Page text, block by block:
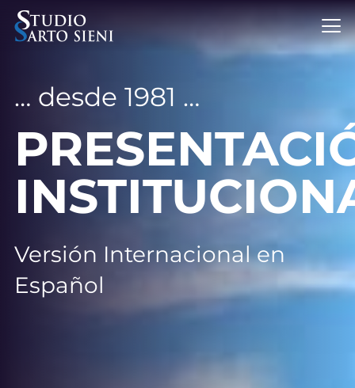
… desde 1981 …
Versión Internacional en
Español